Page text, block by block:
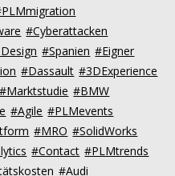
#Cyberattacken
#Spanien #Eigner
#Dassault #3DExperience
#Marktstudie #BMW
#Agile #PLMevents
#MRO #SolidWorks
#Contact #PLMtrends
#Audi